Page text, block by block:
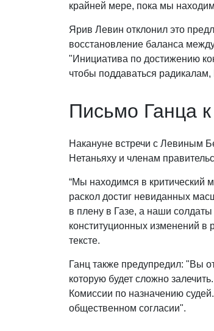
крайней мере, пока мы
Ярив Левин отклонил это
восстановление баланса
"Инициатива по достижению
чтобы поддаваться
Письмо Ганца
Накануне встречи с Левиным
Нетаньяху и членам
“Мы находимся в критический
раскол достиг невиданных
в плену в Газе, а наши
конституционных изменений в
тексте.
Ганц также предупредил: "Вы
которую будет сложно
Комиссии по назначению
общественном согласии".